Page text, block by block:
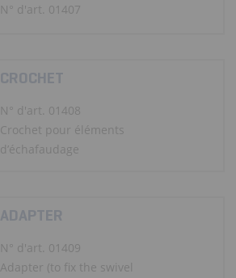
N° d'art. 01407
CROCHET
N° d'art. 01408
Crochet pour éléments
d’échafaudage
ADAPTER
N° d'art. 01409
Adapter (to fix the swivel